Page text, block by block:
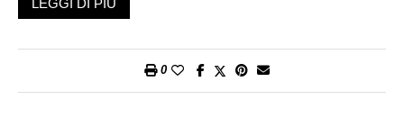
collegamenti a video e riflessioni personali?
Facebook occorre dire che la piattaforma azzurra offre ai suoi
LEGGI DI PIÙ
0